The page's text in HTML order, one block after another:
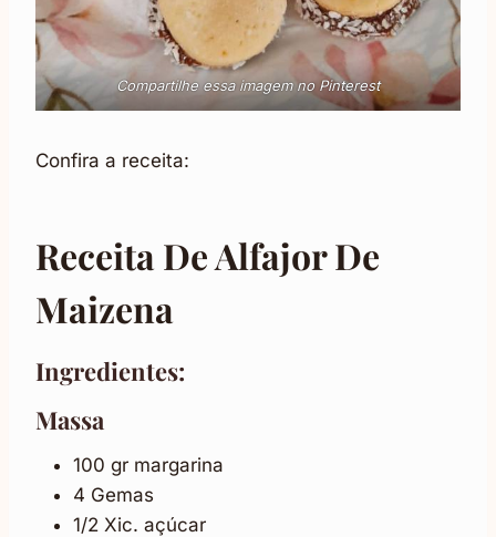
Compartilhe essa imagem no Pinterest
Confira a receita:
Receita De Alfajor De
Maizena
Ingredientes:
Massa
100 gr margarina
4 Gemas
1/2 Xic. açúcar